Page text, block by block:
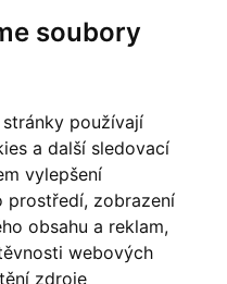
soubory
používají
a další sledovací
vylepšení
prostředí, zobrazení
obsahu a reklam,
webových
zdroje
zabývající se dovozem a
i stylového nábytku